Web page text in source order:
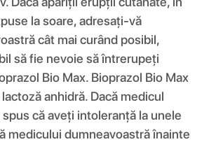
la soare, adresați-vă
cât mai curând posibil,
să fie nevoie să întrerupeți
Bio Max. Bioprazol Bio Max
anhidră. Dacă medicul
că aveți intoleranță la unele
medicului dumneavoastră înainte